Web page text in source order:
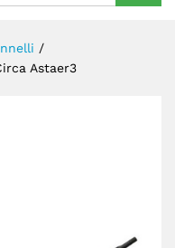
/
Astaer3